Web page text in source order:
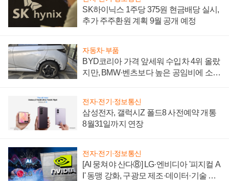
SK하이닉스 1주당 375원 현금배당 실시,
추가 주주환원 계획 9월 공개 예정
자동차·부품
BYD코리아 가격 앞세워 수입차 4위 올랐
지만, BMW·벤츠보다 높은 공임비에 소비
전자·전기·정보통신
삼성전자, 갤럭시Z 폴드8 사전예약 개통
8월31일까지 연장
전자·전기·정보통신
[AI 뭉쳐야 산다⑧] LG·엔비디아 '피지컬 A
I' 동맹 강화, 구광모 제조·데이터·기술 결